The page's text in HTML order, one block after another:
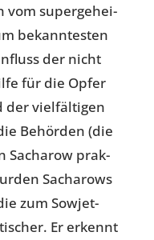
vom super­ge­hei­
bekann­tes­ten
der nicht
für die Opfer
der viel­fäl­ti­gen
Behör­den (die
Sach­a­row prak­
Sach­a­rows
zum Sowjet­
Er erkennt